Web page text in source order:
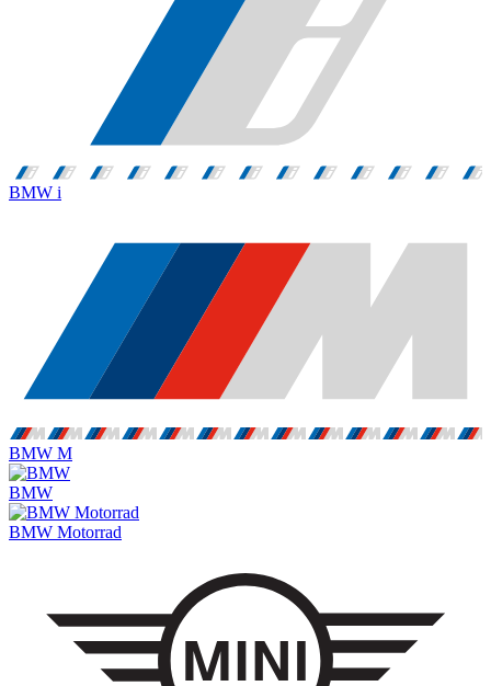
BMW i
BMW M
BMW
BMW Motorrad